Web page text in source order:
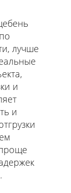
лучше
и
и